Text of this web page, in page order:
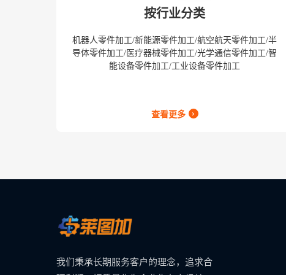
按行业分类
机器人零件加工/新能源零件加工/航空航天零件加工/半
导体零件加工/医疗器械零件加工/光学通信零件加工/智
能设备零件加工/工业设备零件加工
查看更多 ›
我们秉承长期服务客户的理念，追求合